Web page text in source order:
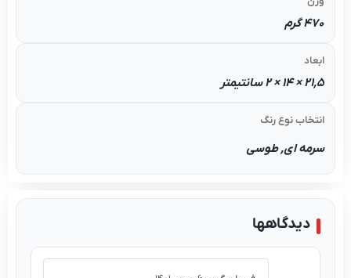
470 گرم
ابعاد
21,5 × 14 × 2 سانتیمتر
انتخاب نوع رنگ
سرمه ای, طوسی
دیدگاهها